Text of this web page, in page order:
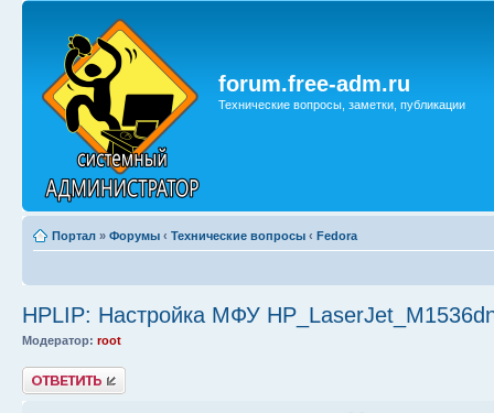
forum.free-adm.ru
Технические вопросы, заметки, публикации
Портал » Форумы ‹ Технические вопросы ‹ Fedora
HPLIP: Настройка МФУ
Модератор: root
Ответить